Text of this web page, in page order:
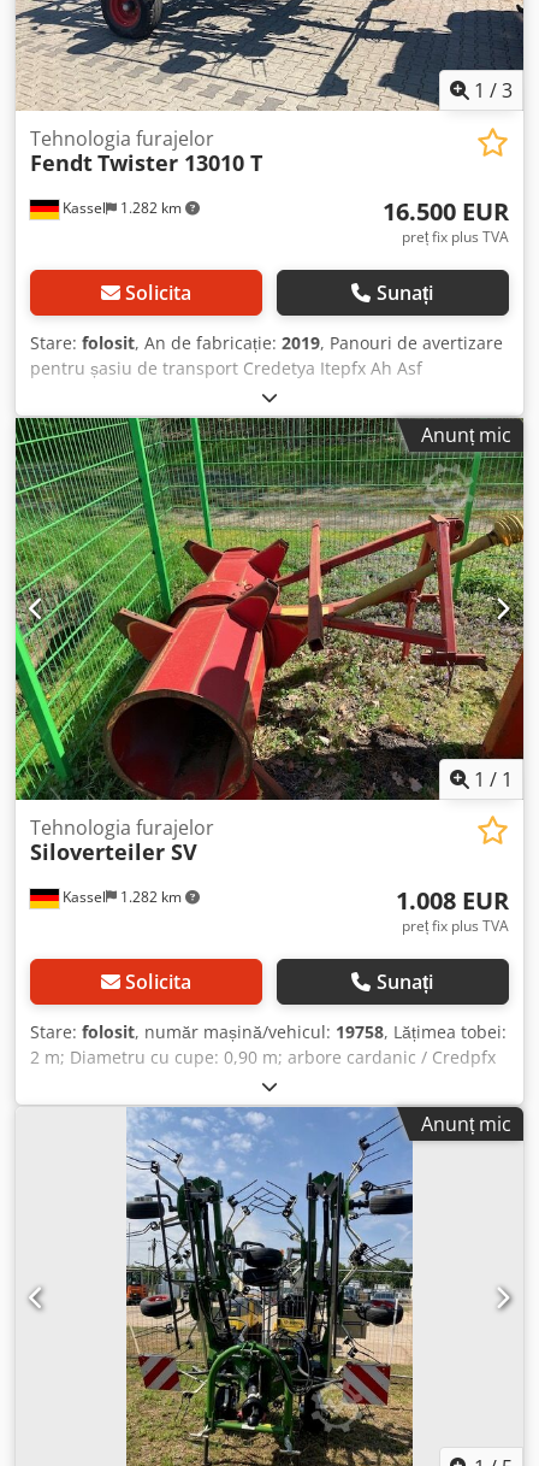
1 /3
Kassel 1.282 km
Tehnologia furajelor
FendtTwister 13010 T
16.500 EUR
preț fix plus TVA
Solicita Sunați
Stare: folosit, An de fabricație: 2019, Panouri de avertizare
pentru șasiu de transport Credetya Itepfx Ah Asf
Anunț mic
1 / 1
Kassel 1.282 km
Tehnologia furajelor
Siloverteiler SV
1.008 EUR
preț fix plus TVA
Solicita Sunați
Stare: folosit, număr mașină/vehicul: 19758, Lățimea tobei:
2 m; Diametru cu cupe: 0,90 m; arbore cardanic / Credpfx
Anunț mic